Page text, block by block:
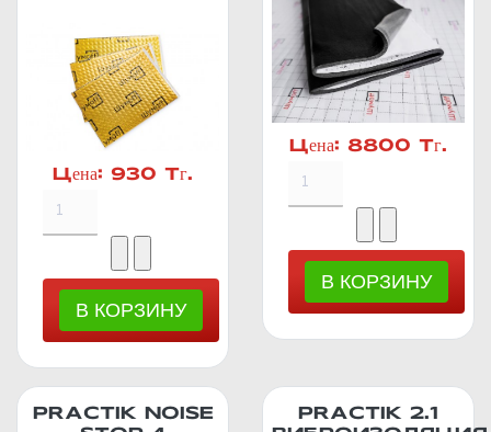
Цена: 930 Тг.
Цена: 8800 Тг.
PRACTIK NOISE
PRACTIK 2.1